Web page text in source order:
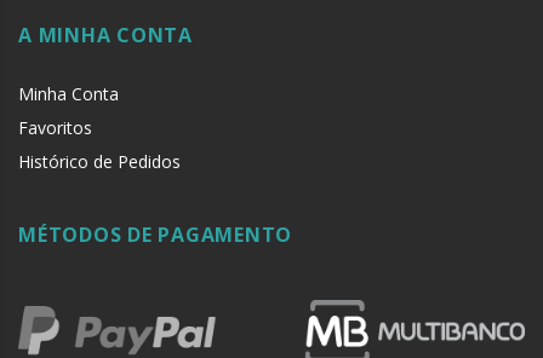
A MINHA CONTA
Minha Conta
Favoritos
Histórico de Pedidos
MÉTODOS DE PAGAMENTO